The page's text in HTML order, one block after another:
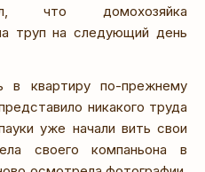
что домохозяйка
труп на следующий день
в квартиру по-прежнему
никакого труда
уже начали вить свои
своего компаньона в